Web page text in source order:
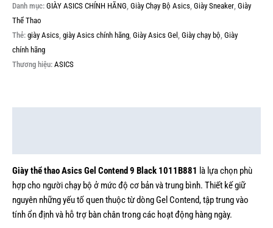
Danh mục: GIÀY ASICS CHÍNH HÃNG Giày Chạy Bộ Asics Giày Sneaker Giày
Thể Thao
Thẻ: giày Asics giày Asics chính hãng Giày Asics Gel Giày chạy bộ Giày
chính hãng
Thương hiệu: ASICS
Giày thể thao Asics Gel Contend 9 Black 1011B881 là lựa chọn phù
hợp cho người chạy bộ ở mức độ cơ bản và trung bình. Thiết kế giữ
nguyên những yếu tố quen thuộc từ dòng Gel Contend, tập trung vào
tính ổn định và hỗ trợ bàn chân trong các hoạt động hàng ngày.